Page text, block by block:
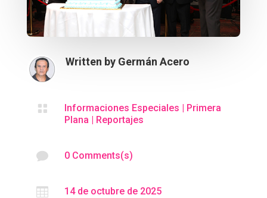
Written by Germán Acero
 Informaciones Especiales | Primera
Plana | Reportajes
 0 Comments(s)
 14 de octubre de 2025